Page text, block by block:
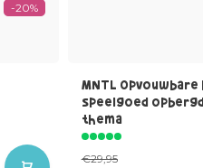
-20%
MNTL
speelgoed
thema
€29,95